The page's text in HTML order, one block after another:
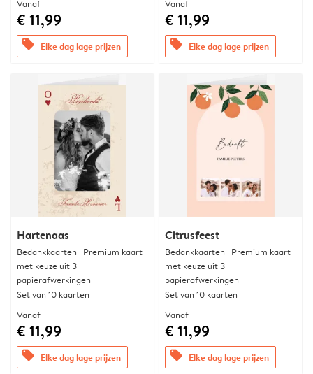
Vanaf
€ 11,99
offers Elke dag lage prijzen
Vanaf
€ 11,99
offers Elke dag lage prijzen
Hartenaas
Bedankkaarten | Premium kaart
met keuze uit 3
papierafwerkingen
Set van 10 kaarten
Vanaf
€ 11,99
offers Elke dag lage prijzen
Citrusfeest
Bedankkaarten | Premium kaart
met keuze uit 3
papierafwerkingen
Set van 10 kaarten
Vanaf
€ 11,99
offers Elke dag lage prijzen